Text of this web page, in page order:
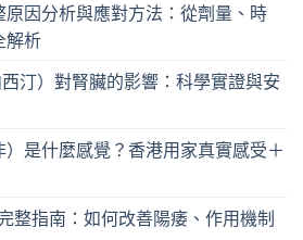
因分析與應對方法：從劑量、時
解析
汀）對腎臟的影響：科學實證與安
是什麼感覺？香港用家真實感受＋
整指南：如何改善陽痿、作用機制